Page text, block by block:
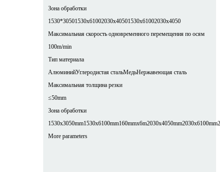
Зона обработки
1530*30501530x61002030x40501530x61002030x4050
Максимальная скорость одновременного перемещения по осям
100m/min
Тип материала
АлюминийУглеродистая стальМедьНержавеющая сталь
Максимальная толщина резки
≤50mm
Зона обработки
1530x3050mm1530x6100mm160mmx6m2030x4050mm2030x6100mm
More parameters